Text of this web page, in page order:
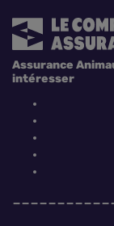
Assurance
intéresser